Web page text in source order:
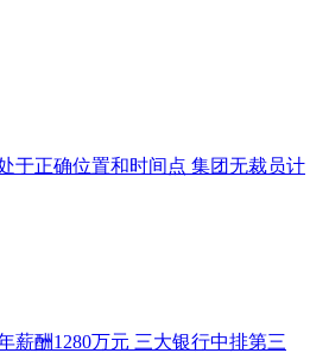
于正确位置和时间点 集团无裁员计
薪酬1280万元 三大银行中排第三